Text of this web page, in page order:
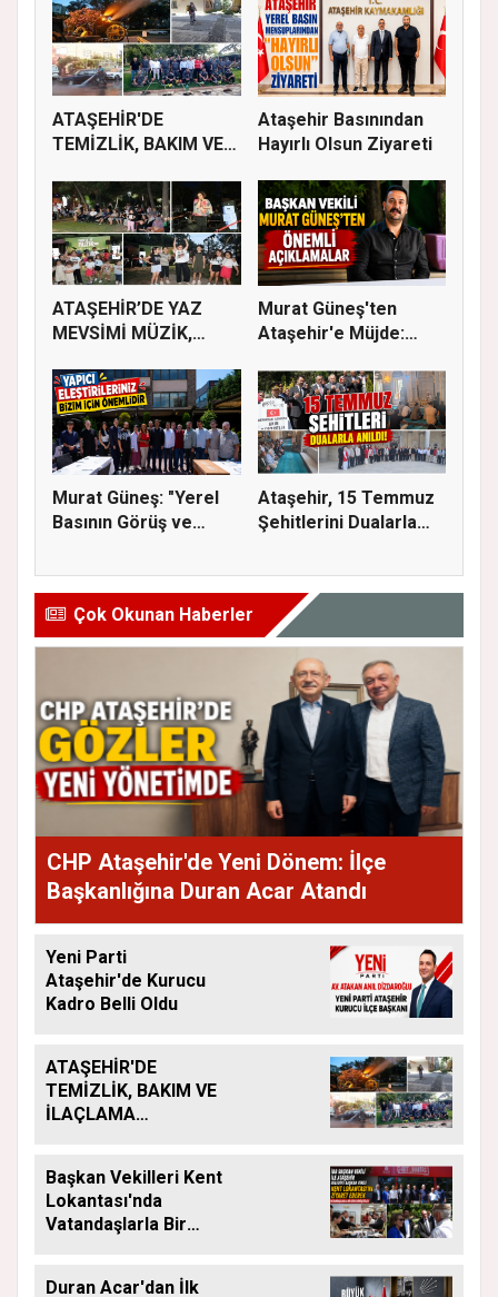
ATAŞEHİR'DE
TEMİZLİK, BAKIM VE
Ataşehir Basınından
Hayırlı Olsun Ziyareti
ATAŞEHİR’DE YAZ
MEVSİMİ MÜZİK,
Murat Güneş'ten
Ataşehir'e Müjde:
Murat Güneş: "Yerel
Basının Görüş ve
Ataşehir, 15 Temmuz
Şehitlerini Dualarla
Çok Okunan Haberler
CHP Ataşehir'de Yeni Dönem: İlçe
Başkanlığına Duran Acar Atandı
Yeni Parti
Ataşehir'de Kurucu
Kadro Belli Oldu
ATAŞEHİR'DE
TEMİZLİK, BAKIM VE
İLAÇLAMA
Başkan Vekilleri Kent
Lokantası'nda
Vatandaşlarla Bir
Duran Acar'dan İlk